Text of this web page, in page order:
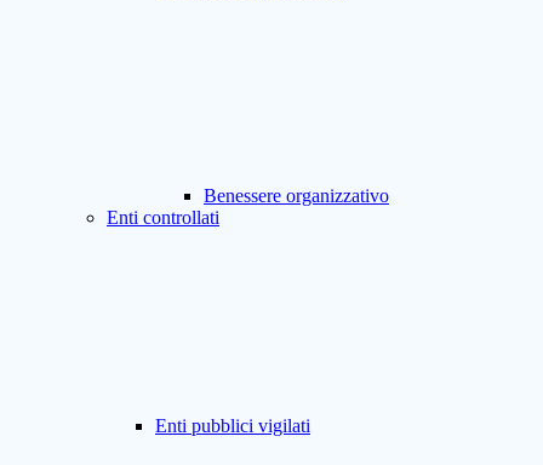
Benessere organizzativo
Enti controllati
Enti pubblici vigilati